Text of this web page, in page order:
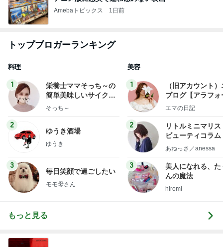
Amebaトピックス 1日前
トップブロガーランキング
料理
1
栄養士ママそっち～の
簡単美味しいサイクル
献立
そっち～
2
ゆうき酒場
ゆうき
3
毎日笑顔で過ごしたい
モモ母さん
美容
1
（旧アカウント
ブログ【アラフォ
社売却セカンドラ
エマの日記
2
リトルミニマリス
ビューティコラ
little
あねっさ／anessa
3
美人になれる、た
んの魔法
hiromi
もっと見る